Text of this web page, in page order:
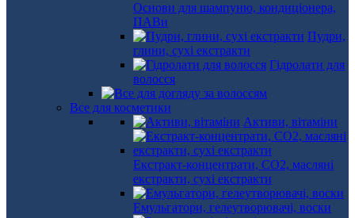
Основи для шампуню, кондиціонера,
ПАВи
Пудри,
глини, сухі екстракти
Гідролати для
волосся
Все для косметики
Активи, вітаміни
Екстракт-концентрати, СО2, масляні
екстракти, сухі екстракти
Емульгатори, гелеутворювачі, воски